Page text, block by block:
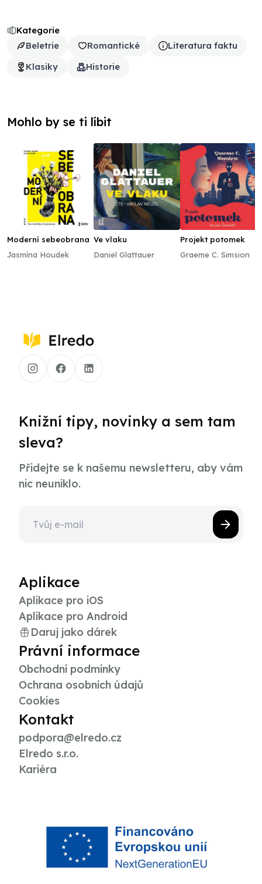
Kategorie
Beletrie
Romantické
Literatura faktu
Klasiky
Historie
Mohlo by se ti líbit
Moderní sebeobrana
Jasmína Houdek
Ve vlaku
Daniel Glattauer
Projekt potomek
Graeme C. Simsion
Knižní tipy, novinky a sem tam
sleva?
Přidejte se k našemu newsletteru, aby vám
nic neuniklo.
Aplikace
Aplikace pro iOS
Aplikace pro Android
Daruj jako dárek
Právní informace
Obchodní podmínky
Ochrana osobních údajů
Cookies
Kontakt
podpora@elredo.cz
Elredo s.r.o.
Kariéra